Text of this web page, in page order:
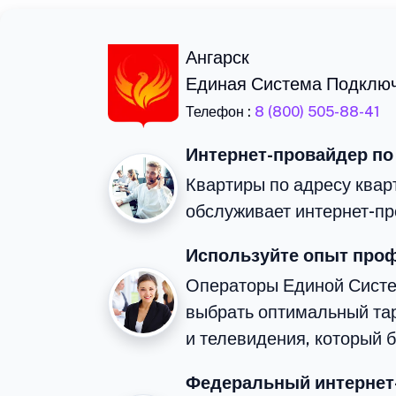
Ангарск
Единая Система
Телефон : 8 (800) 505-88-41
Интернет-провайдер
Квартиры по адресу
обслуживает интернет-
Используйте опыт
Операторы Единой
выбрать оптимальный
и телевидения, который
Федеральный